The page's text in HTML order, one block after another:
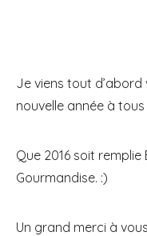
Je viens tout
nouvelle année à
Que 2016 soit
Gourmandise. :)
Un grand merci à